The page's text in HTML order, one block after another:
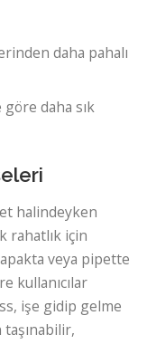
daha pahalı
daha sık
halindeyken
rahatlık için
veya pipette
kullanıcılar
işe gidip gelme